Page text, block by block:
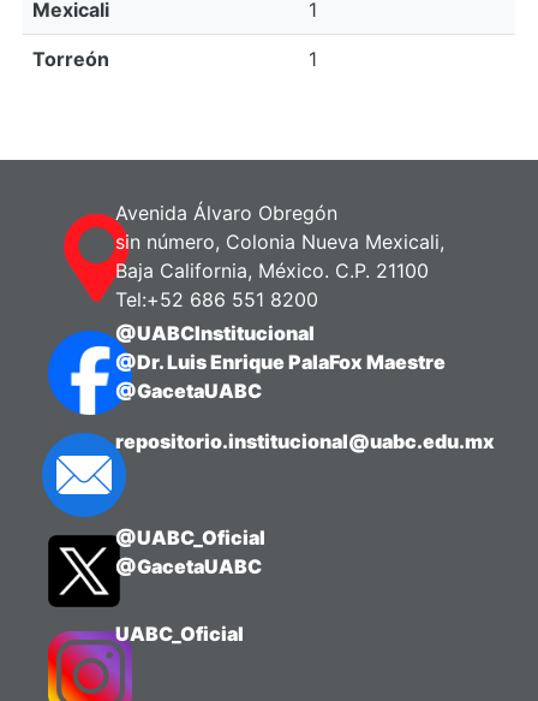
Mexicali 1
Torreón 1
Avenida Álvaro Obregón
sin número, Colonia Nueva Mexicali,
Baja California, México. C.P. 21100
Tel:+52 686 551 8200
@UABCInstitucional
@Dr. Luis Enrique PalaFox Maestre
@GacetaUABC
repositorio.institucional@uabc.edu.mx
@UABC_Oficial
@GacetaUABC
UABC_Oficial